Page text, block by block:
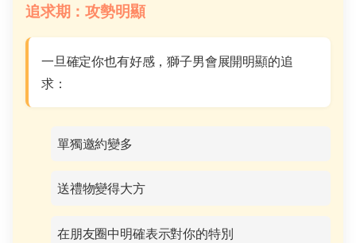
追求期：攻勢明顯
一旦確定你也有好感，獅子男會展開明顯的追
求：
單獨邀約變多
送禮物變得大方
在朋友圈中明確表示對你的特別